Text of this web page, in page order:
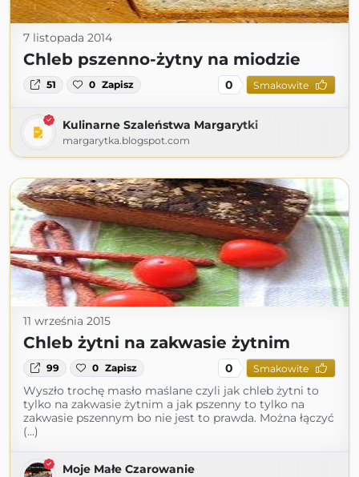
7 listopada 2014
Chleb pszenno-żytny na miodzie
51 0 Zapisz 0 Smakowite
Kulinarne Szaleństwa Margarytki
margarytka.blogspot.com
11 września 2015
Chleb żytni na zakwasie żytnim
99 0 Zapisz 0 Smakowite
Wyszło trochę masło maślane czyli jak chleb żytni to
tylko na zakwasie żytnim a jak pszenny to tylko na
zakwasie pszennym bo nie jest to prawda. Można łączyć
(...)
Moje Małe Czarowanie